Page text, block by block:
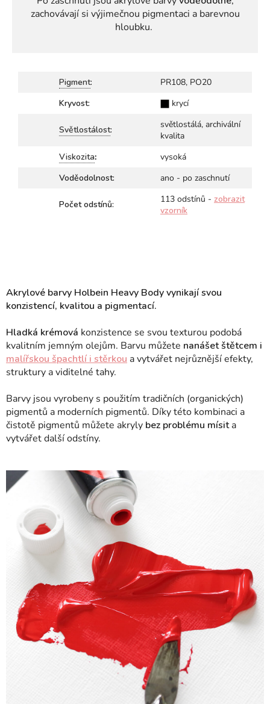
zachovávají si výjimečnou pigmentaci a barevnou
hloubku.
Pigment:
PR108, PO20
Kryvost:
krycí
Světlostálost:
světlostálá, archivální
kvalita
Viskozita:
vysoká
Voděodolnost:
ano - po zaschnutí
Počet odstínů: 113 odstínů - zobrazit
vzorník
Akrylové barvy Holbein Heavy Body vynikají svou
konzistencí, kvalitou a pigmentací.
Hladká krémová konzistence se svou texturou podobá
kvalitním jemným olejům. Barvu můžete nanášet štětcem i
malířskou špachtlí i stěrkou a vytvářet nejrůznější efekty,
struktury a viditelné tahy.
Barvy jsou vyrobeny s použitím tradičních (organických)
pigmentů a moderních pigmentů. Díky této kombinaci a
čistotě pigmentů můžete akryly bez problému mísita
vytvářet další odstíny.